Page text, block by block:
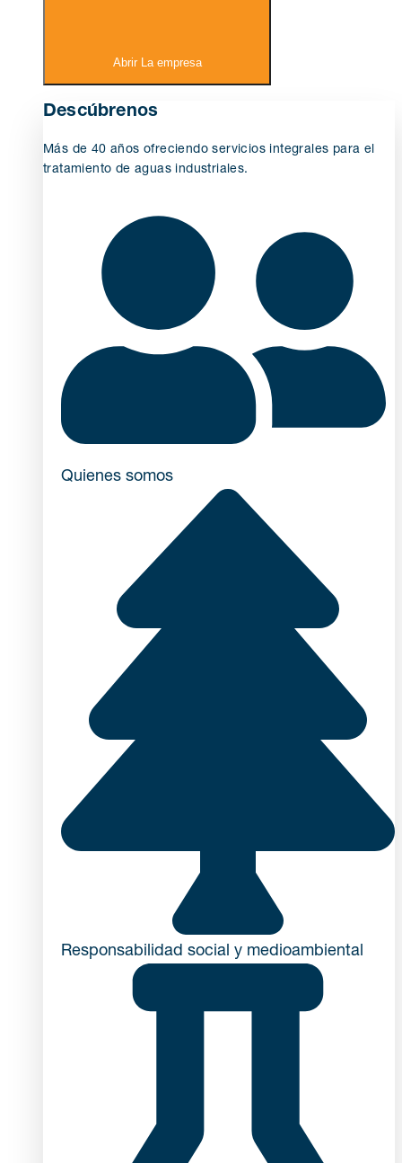
Abrir La empresa
Descúbrenos
Más de 40 años ofreciendo servicios integrales para el
tratamiento de aguas industriales.
Quienes somos
Responsabilidad social y medioambiental